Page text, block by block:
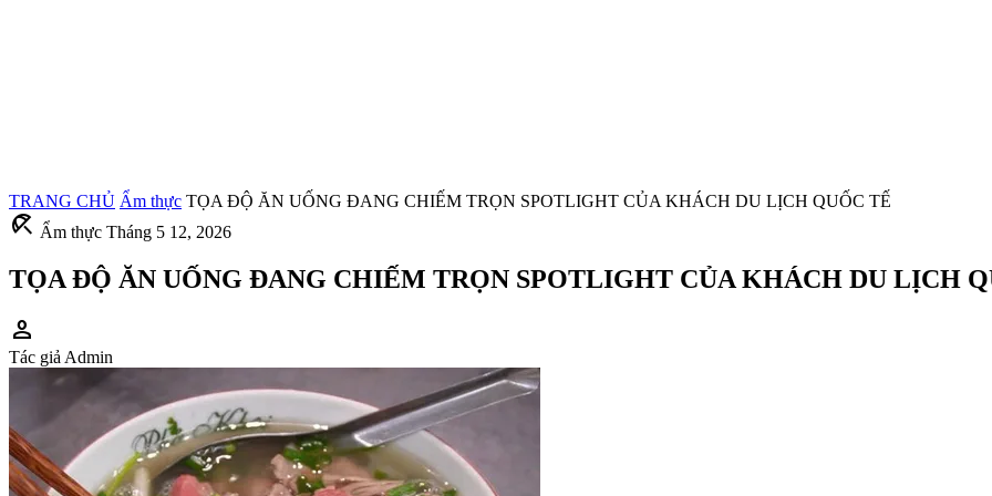
TRANG CHỦ Ẩm thực TỌA ĐỘ ĂN UỐNG ĐANG CHIẾM TRỌN SPOTLIGHT CỦA KHÁCH DU LỊCH QUỐC TẾ
beach_access Ẩm thực Tháng 5 12, 2026
TỌA ĐỘ ĂN UỐNG ĐANG CHIẾM TRỌN SPOTLIGHT CỦA KHÁCH DU LỊCH
person
Tác giả Admin